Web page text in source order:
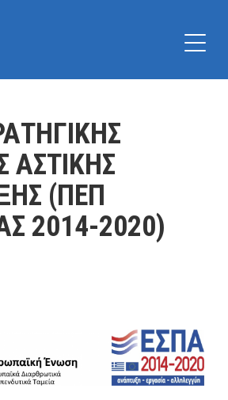
ΑΣΤΙΚΗΣ
(ΠΕΠ
2014-2020)